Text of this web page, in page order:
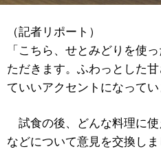
（記者リポート）
「こちら、せとみどりを使
ただきます。ふわっとした
ていいアクセントになってい
試食の後、どんな料理に
などについて意見を交換しま